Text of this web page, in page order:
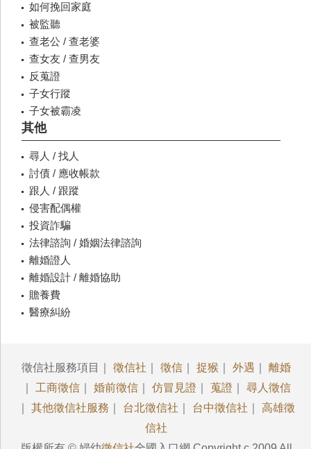
如何挽回家庭
被監聽
查老公 / 查老婆
查女友 / 查男友
反蒐證
子女行蹤
子女被霸凌
其他
尋人 / 找人
討債 / 應收帳款
跟人 / 跟蹤
侵害配偶權
投資詐騙
法律諮詢 / 婚姻法律諮詢
離婚證人
離婚設計 / 離婚協助
贍養費
醫療糾紛
徵信社服務項目｜ 徵信社 徵信 捉猴 外遇
離婚
工商徵信 婚前徵信 仿冒見證 蒐證
尋人徵信
其他徵信社服務 台北徵信社 台中徵信社
高雄徵
信社